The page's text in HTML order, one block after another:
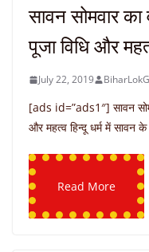
सावन सोमवार
पूजा विधि और
July 22, 2019
[ads id=”ads1″] सावन
और महत्व हिन्दू धर्म में सावन के
Read More